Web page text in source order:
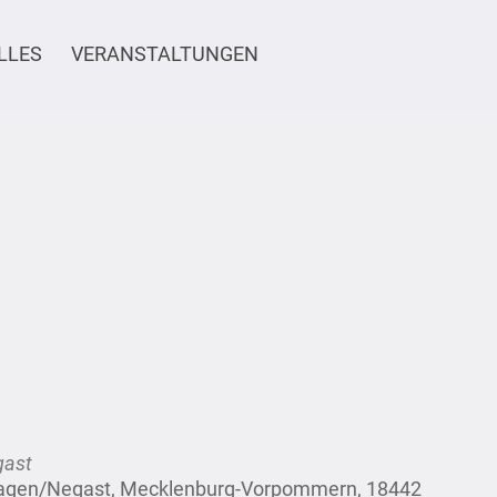
VERANSTALTUNGEN
Negast, Mecklenburg-Vorpommern, 18442